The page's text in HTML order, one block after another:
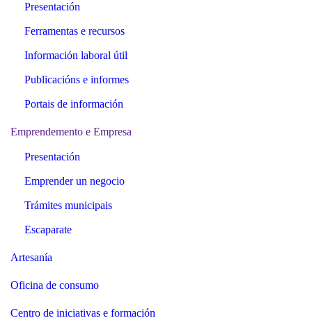
Presentación
Ferramentas e recursos
Información laboral útil
Publicacións e informes
Portais de información
Emprendemento e Empresa
Presentación
Emprender un negocio
Trámites municipais
Escaparate
Artesanía
Oficina de consumo
Centro de iniciativas e formación